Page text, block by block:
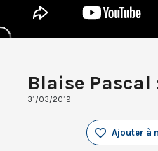
Blaise Pascal
31/03/2019
Ajouter à